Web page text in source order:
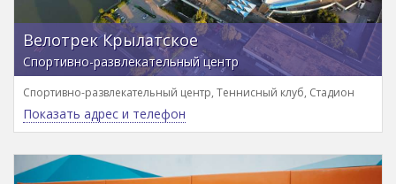
Велотрек Крылатское
Спортивно-развлекательный центр
Спортивно-развлекательный центр, Теннисный клуб, Стадион
Показать адрес и телефон